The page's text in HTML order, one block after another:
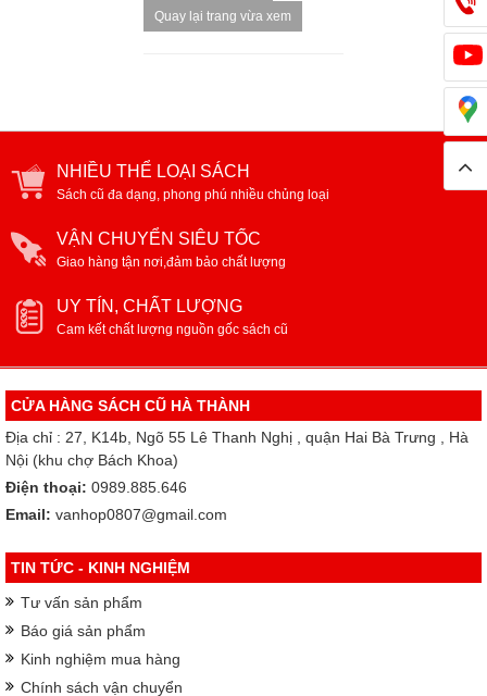
Quay lại trang vừa xem
NHIỀU THỂ LOẠI SÁCH
Sách cũ đa dạng, phong phú nhiều chủng loại
VẬN CHUYỂN SIÊU TỐC
Giao hàng tận nơi,đảm bảo chất lượng
UY TÍN, CHẤT LƯỢNG
Cam kết chất lượng nguồn gốc sách cũ
CỬA HÀNG SÁCH CŨ HÀ THÀNH
Địa chỉ : 27, K14b, Ngõ 55 Lê Thanh Nghị , quận Hai Bà Trưng , Hà
Nội (khu chợ Bách Khoa)
Điện thoại: 0989.885.646
Email: vanhop0807@gmail.com
TIN TỨC - KINH NGHIỆM
Tư vấn sản phẩm
Báo giá sản phẩm
Kinh nghiệm mua hàng
Chính sách vận chuyển